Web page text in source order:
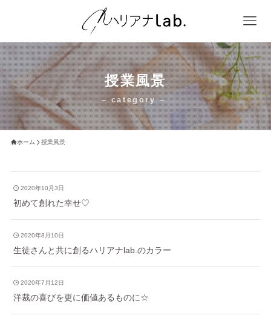
授業風景
– category –
ホーム 授業風景
2020年10月3日
初めて創れた幸せ♡
2020年8月10日
生徒さんと共に創るハリアナlab.のカラー
2020年7月12日
洋裁の喜びを更に価値あるものに☆